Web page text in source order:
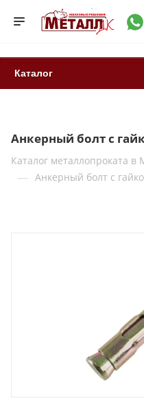
Каталог
Анкерный болт с
Каталог металлопроката в
— Анкерный болт с